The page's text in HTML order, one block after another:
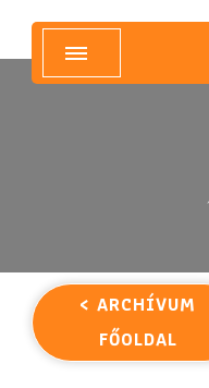
< ARCHÍVUM
FŐOLDAL